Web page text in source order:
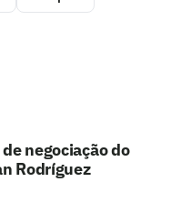
negociação do
Rodríguez